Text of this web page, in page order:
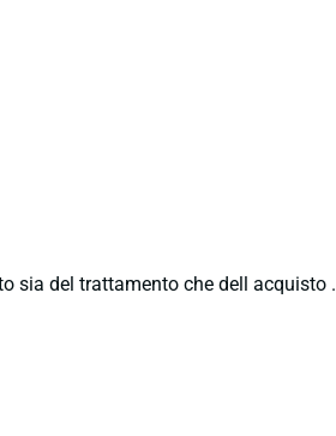
sia del trattamento che dell acquisto .